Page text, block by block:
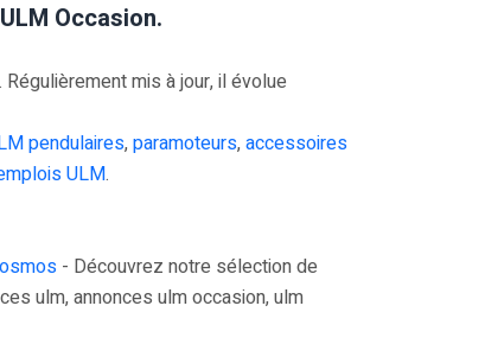
Occasion.
mis à jour, il évolue
pendulaires,paramoteurs,accessoires
ULM.
- Découvrez notre sélection de
ulm, annonces ulm occasion, ulm